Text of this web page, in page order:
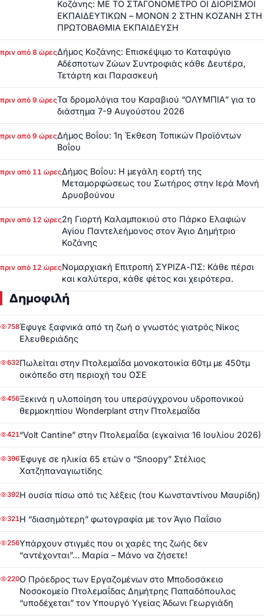
Κοζάνης: ΜΕ ΤΟ ΣΤΑΓΟΝΟΜΕΤΡΟ ΟΙ ΔΙΟΡΙΣΜΟΙ
ΕΚΠΑΙΔΕΥΤΙΚΩΝ – ΜΟΝΟΝ 2 ΣΤΗΝ ΚΟΖΑΝΗ ΣΤΗ
ΠΡΩΤΟΒΑΘΜΙΑ ΕΚΠΑΙΔΕΥΣΗ
πριν από 8 ώρεςΔήμος Κοζάνης: Επισκέψιμο το Καταφύγιο
Αδέσποτων Ζώων Συντροφιάς κάθε Δευτέρα,
Τετάρτη και Παρασκευή
πριν από 9 ώρεςΤα δρομολόγια του Καραβιού “ΟΛΥΜΠΙΑ” για το
διάστημα 7-9 Αυγούστου 2026
πριν από 9 ώρεςΔήμος Βοΐου: 1η Έκθεση Τοπικών Προϊόντων
Βοΐου
πριν από 11 ώρεςΔήμος Βοΐου: Η μεγάλη εορτή της
Μεταμορφώσεως του Σωτήρος στην Ιερά Μονή
Δρυοβούνου
πριν από 12 ώρες2η Γιορτή Καλαμποκιού στο Πάρκο Ελαφιών
Αγίου Παντελεήμονος στον Άγιο Δημήτριο
Κοζάνης
πριν από 12 ώρεςΝομαρχιακή Επιτροπή ΣΥΡΙΖΑ-ΠΣ: Κάθε πέρσι
και καλύτερα, κάθε φέτος και χειρότερα.
Δημοφιλή
758Έφυγε ξαφνικά από τη ζωή ο γνωστός γιατρός Νίκος
Ελευθεριάδης
632Πωλείται στην Πτολεμαΐδα μονοκατοικία 60τμ με 450τμ
οικόπεδο στη περιοχή του ΟΣΕ
456Ξεκινά η υλοποίηση του υπερσύγχρονου υδροπονικού
θερμοκηπίου Wonderplant στην Πτολεμαΐδα
421“Volt Cantine” στην Πτολεμαΐδα (εγκαίνια 16 Ιουλίου 2026)
396Έφυγε σε ηλικία 65 ετών ο “Snoopy” Στέλιος
Χατζηπαναγιωτίδης
392Η ουσία πίσω από τις λέξεις (του Κωνσταντίνου Μαυρίδη)
321Η “διασημότερη” φωτογραφία με τον Άγιο Παΐσιο
256Υπάρχουν στιγμές που οι χαρές της ζωής δεν
“αντέχονται”… Μαρία – Μάνο να ζήσετε!
220Ο Πρόεδρος των Εργαζομένων στο Μποδοσάκειο
Νοσοκομείο Πτολεμαΐδας Δημήτρης Παπαδόπουλος
“υποδέχεται” τον Υπουργό Υγείας Άδωνι Γεωργιάδη